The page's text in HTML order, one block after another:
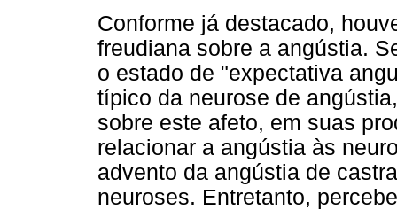
Conforme já destacado,
freudiana sobre a angústia.
o estado de "expectativa
típico da neurose de
sobre este afeto, em suas
relacionar a angústia às
advento da angústia de
neuroses. Entretanto,